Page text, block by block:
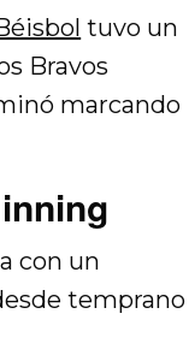
tuvo un
Bravos
marcando
con un
temprano